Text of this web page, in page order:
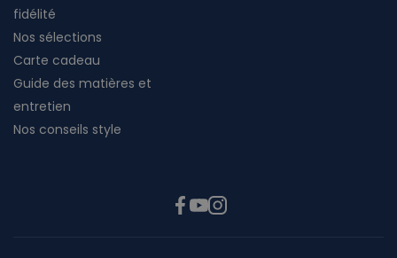
fidélité
Nos sélections
Carte cadeau
Guide des matières et
entretien
Nos conseils style